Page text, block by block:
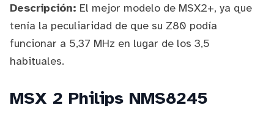
Descripción: El mejor modelo de MSX2+, ya que
tenía la peculiaridad de que su Z80 podía
funcionar a 5,37 MHz en lugar de los 3,5
habituales.
MSX 2 Philips NMS8245